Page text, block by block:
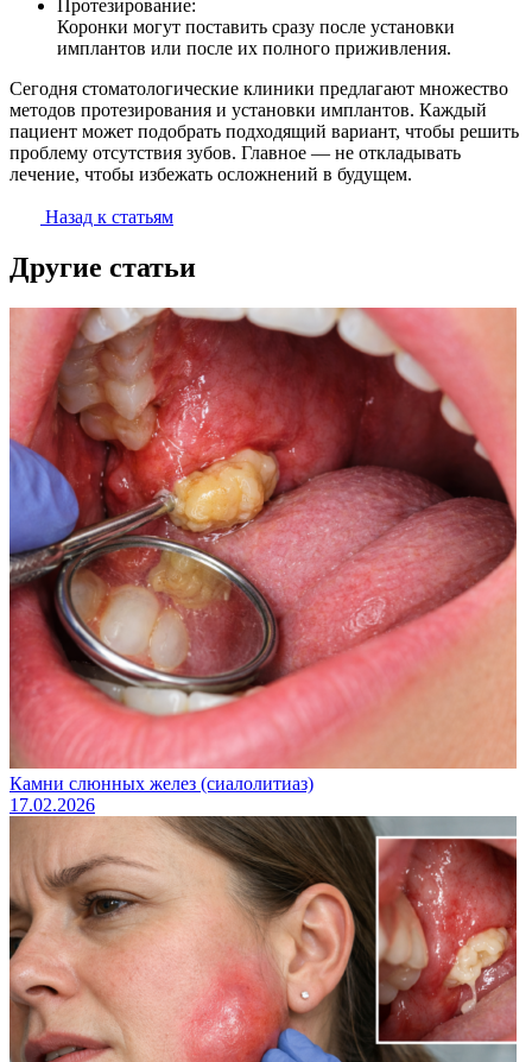
Протезирование:
Коронки могут поставить сразу после установки
имплантов или после их полного приживления.
Сегодня стоматологические клиники предлагают множество
методов протезирования и установки имплантов. Каждый
пациент может подобрать подходящий вариант, чтобы решить
проблему отсутствия зубов. Главное — не откладывать
лечение, чтобы избежать осложнений в будущем.
Назад к статьям
Другие статьи
Камни слюнных желез (сиалолитиаз)
17.02.2026